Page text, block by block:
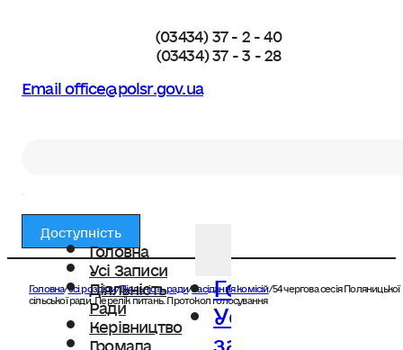
(03434) 37 - 2 - 40
(03434) 37 - 3 - 28
Email office@polsr.gov.ua
Головна
Усі Записи
Діяльність
Ради
Керівництво
Громада
Головна
Усі
записи
Доступність
Головна/Усі розділи/Діяльність ради/Засідання комісій/54 чергова сесія Поляницької
сільської ради. Перелік питань. Протокол голосування